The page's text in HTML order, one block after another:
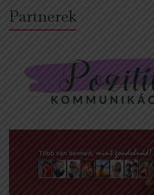
Partnerek